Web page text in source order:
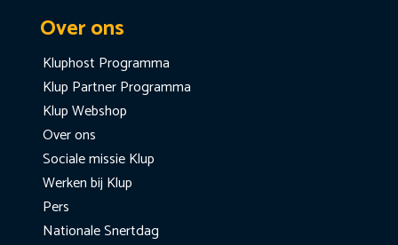
Over ons
Kluphost Programma
Klup Partner Programma
Klup Webshop
Over ons
Sociale missie Klup
Werken bij Klup
Pers
Nationale Snertdag